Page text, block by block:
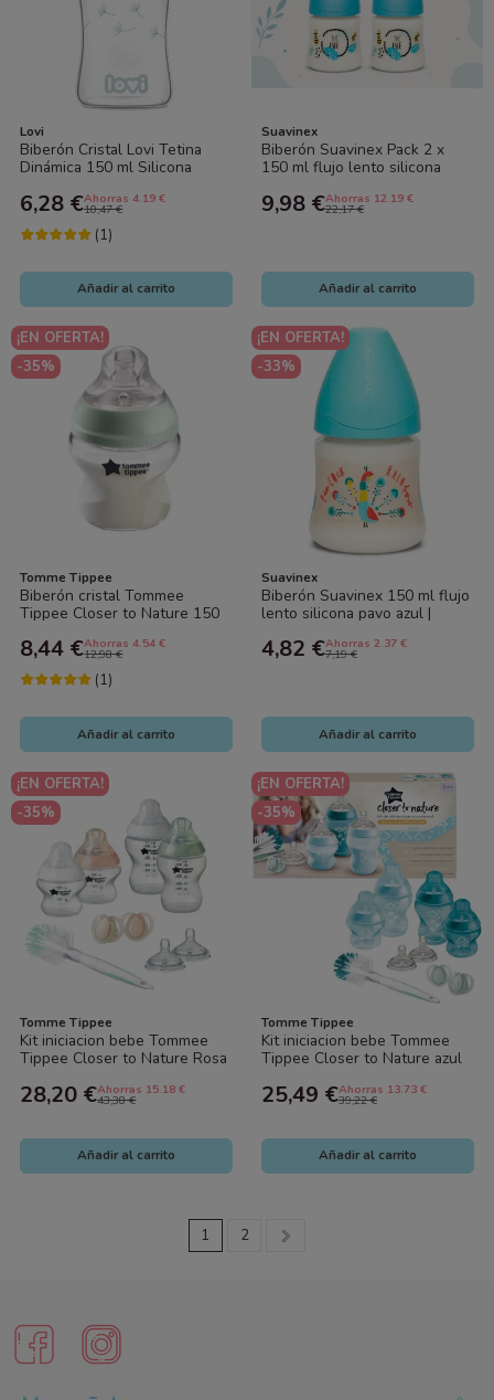
Lovi
Biberón Cristal Lovi Tetina
Dinámica 150 ml Silicona
6,28 €Ahorras 4.19 €
10,47 €
(1)
Añadir al carrito
Suavinex
Biberón Suavinex Pack 2 x
150 ml flujo lento silicona
anticólico...
9,98 €Ahorras 12.19 €
22,17 €
Añadir al carrito
¡EN OFERTA!
-35%
Tomme Tippee
Biberón cristal Tommee
Tippee Closer to Nature 150
bebé...
8,44 €Ahorras 4.54 €
12,98 €
(1)
Añadir al carrito
¡EN OFERTA!
-33%
Suavinex
Biberón Suavinex 150 ml flujo
lento silicona pavo azul |
4,82 €Ahorras 2.37 €
7,19 €
Añadir al carrito
¡EN OFERTA!
-35%
Tomme Tippee
Kit iniciacion bebe Tommee
Tippee Closer to Nature Rosa
28,20 €Ahorras 15.18 €
43,38 €
Añadir al carrito
¡EN OFERTA!
-35%
Tomme Tippee
Kit iniciacion bebe Tommee
Tippee Closer to Nature azul
25,49 €Ahorras 13.73 €
39,22 €
Añadir al carrito
1 2